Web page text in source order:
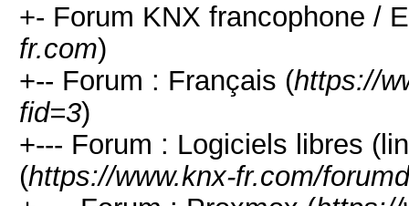
+- Forum KNX francophone /
fr.com)
+-- Forum : Français (https://
fid=3)
+--- Forum : Logiciels libres
(https://www.knx-fr.com/